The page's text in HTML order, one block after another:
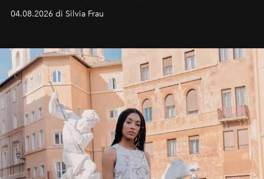
04.08.2026 di Silvia Frau